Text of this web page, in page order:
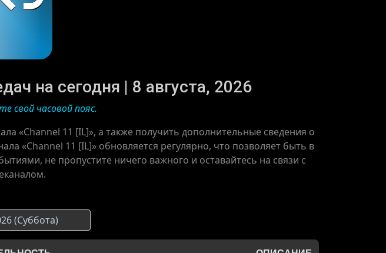
на сегодня | 8 августа, 2026
свой часовой пояс.
«Channel 11 [IL]», а также получить дополнительные сведения о
«Channel 11 [IL]» обновляется регулярно, что позволяет быть в
не пропустите ничего важного и оставайтесь на связи с